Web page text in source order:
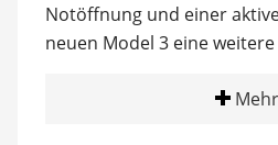
Notöffnung und einer
neuen Model 3 eine
Mehr